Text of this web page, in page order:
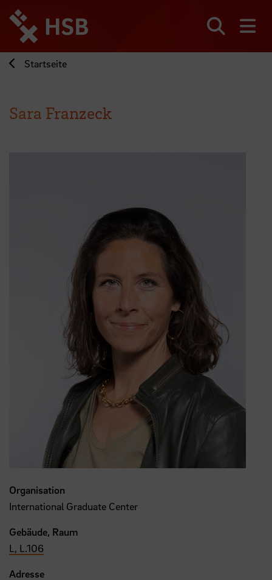
zum
Seiteninhalt
springen
Startseite
Sara Franzeck
Organisation
International Graduate Center
Gebäude, Raum
L, L.106
Adresse